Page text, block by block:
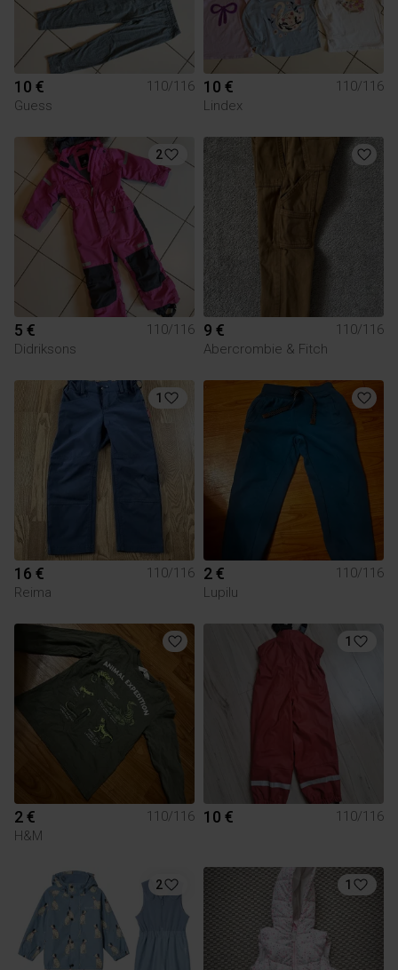
10 €
110/116
Guess
10 €
110/116
Lindex
2
5 €
110/116
Didriksons
9 €
110/116
Abercrombie & Fitch
1
16 €
110/116
Reima
2 €
110/116
Lupilu
2 €
110/116
H&M
1
10 € 110/116
2 1